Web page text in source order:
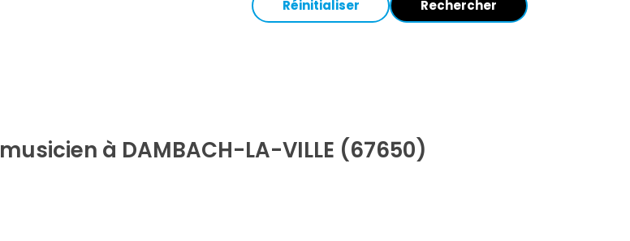
Réinitialiser Rechercher
musicien à DAMBACH-LA-VILLE (67650)